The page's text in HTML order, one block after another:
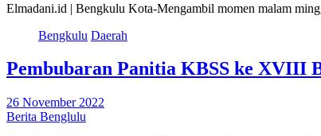
Elmadani.id | Bengkulu Kota-Mengambil momen malam
Bengkulu Daerah
Pembubaran Panitia KBSS ke XVIII
26 November 2022
Berita Benglulu